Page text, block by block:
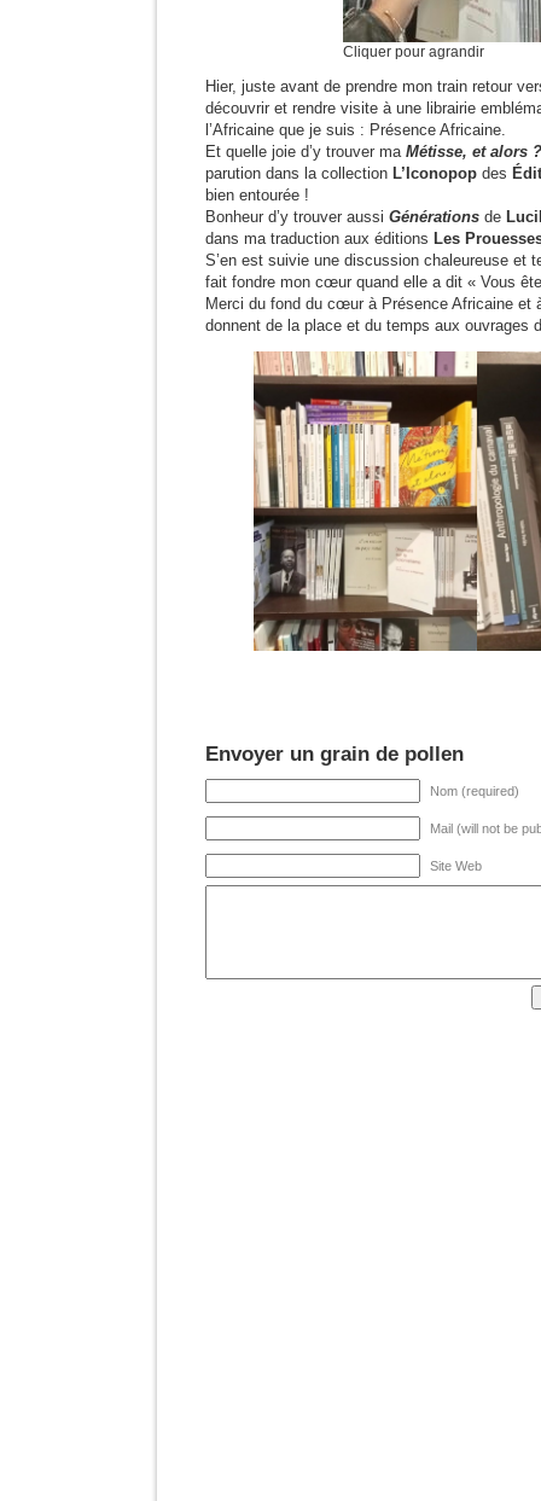
Cliquer pour agrandir
Hier, juste avant de prendre mon train retour
découvrir et rendre visite à une librairie
l’Africaine que je suis : Présence Africaine.
Et quelle joie d’y trouver ma Métisse, et alors
parution dans la collection L’Iconopop des
bien entourée !
Bonheur d’y trouver aussi Générations de
dans ma traduction aux éditions Les
S’en est suivie une discussion chaleureuse et
fait fondre mon cœur quand elle a dit « Vous
Merci du fond du cœur à Présence Africaine et
donnent de la place et du temps aux ouvrages
Envoyer un grain de pollen
Nom (required)
Mail (will not be
Site Web